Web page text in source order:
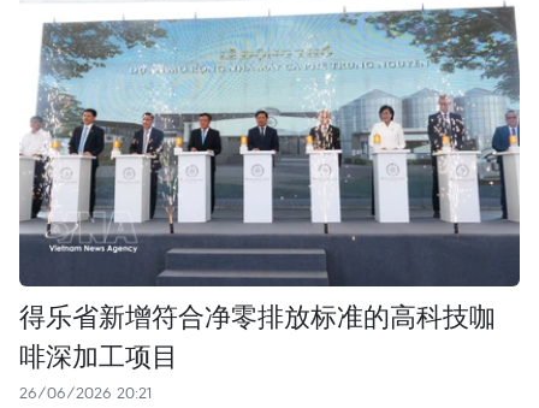
得乐省新增符合净零排放标准的高科技咖
啡深加工项目
26/06/2026 20:21